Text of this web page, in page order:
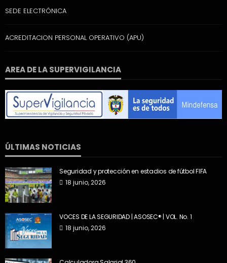
SEDE ELECTRÓNICA
ACREDITACION PERSONAL OPERATIVO (APU)
AREA DE LA SUPERVIGILANCIA
ÚLTIMAS NOTICIAS
Seguridad y protección en estadios de fútbol FIFA
18 junio, 2026
VOCES DE LA SEGURIDAD | ASOSEC® | VOL. No. 1
18 junio, 2026